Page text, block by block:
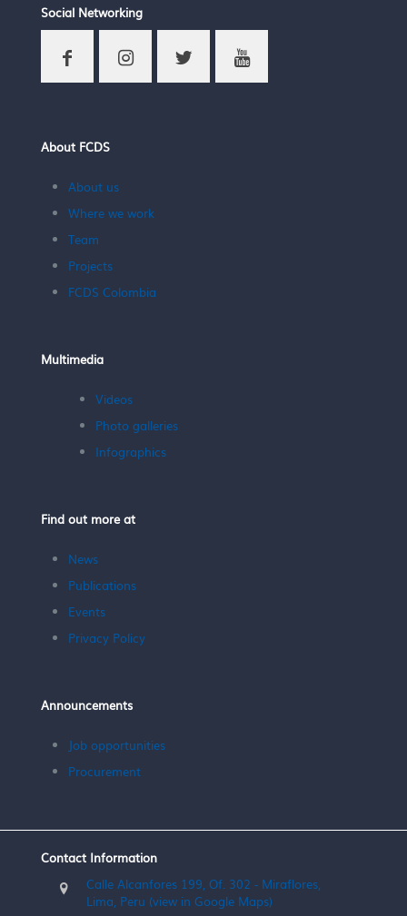
Social Networking
About FCDS
About us
Where we work
Team
Projects
FCDS Colombia
Multimedia
Videos
Photo galleries
Infographics
Find out more at
News
Publications
Events
Privacy Policy
Announcements
Job opportunities
Procurement
Contact Information
Calle Alcanfores 199, Of. 302 - Miraflores,
Lima, Peru (view in Google Maps)